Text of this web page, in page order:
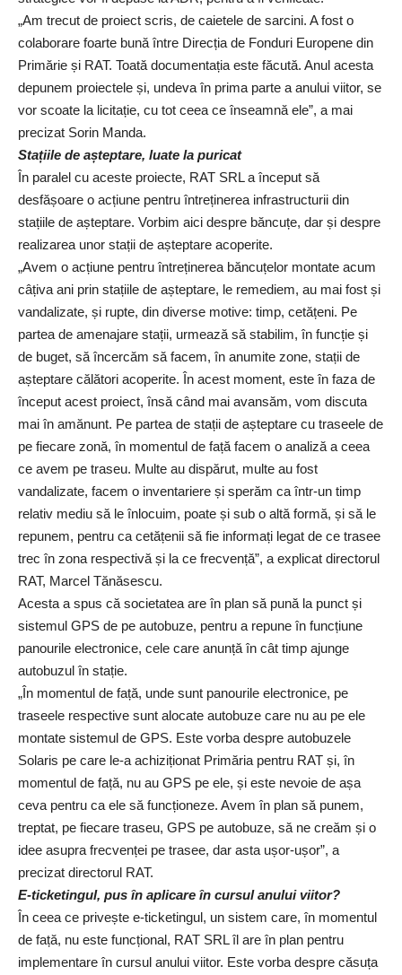
„Am trecut de proiect scris, de caietele de sarcini. A fost o
colaborare foarte bună între Direcția de Fonduri Europene din
Primărie și RAT. Toată documentația este făcută. Anul acesta
depunem proiectele și, undeva în prima parte a anului viitor, se
vor scoate la licitație, cu tot ceea ce înseamnă ele”, a mai
precizat Sorin Manda.
Stațiile de așteptare, luate la puricat
În paralel cu aceste proiecte, RAT SRL a început să
desfășoare o acțiune pentru întreținerea infrastructurii din
stațiile de așteptare. Vorbim aici despre băncuțe, dar și despre
realizarea unor stații de așteptare acoperite.
„Avem o acțiune pentru întreținerea băncuțelor montate acum
câțiva ani prin stațiile de așteptare, le remediem, au mai fost și
vandalizate, și rupte, din diverse motive: timp, cetățeni. Pe
partea de amenajare stații, urmează să stabilim, în funcție și
de buget, să încercăm să facem, în anumite zone, stații de
așteptare călători acoperite. În acest moment, este în faza de
început acest proiect, însă când mai avansăm, vom discuta
mai în amănunt. Pe partea de stații de așteptare cu traseele de
pe fiecare zonă, în momentul de față facem o analiză a ceea
ce avem pe traseu. Multe au dispărut, multe au fost
vandalizate, facem o inventariere și sperăm ca într-un timp
relativ mediu să le înlocuim, poate și sub o altă formă, și să le
repunem, pentru ca cetățenii să fie informați legat de ce trasee
trec în zona respectivă și la ce frecvență”, a explicat directorul
RAT, Marcel Tănăsescu.
Acesta a spus că societatea are în plan să pună la punct și
sistemul GPS de pe autobuze, pentru a repune în funcțiune
panourile electronice, cele care anunță în cât timp ajunge
autobuzul în stație.
„În momentul de față, unde sunt panourile electronice, pe
traseele respective sunt alocate autobuze care nu au pe ele
montate sistemul de GPS. Este vorba despre autobuzele
Solaris pe care le-a achiziționat Primăria pentru RAT și, în
momentul de față, nu au GPS pe ele, și este nevoie de așa
ceva pentru ca ele să funcționeze. Avem în plan să punem,
treptat, pe fiecare traseu, GPS pe autobuze, să ne creăm și o
idee asupra frecvenței pe trasee, dar asta ușor-ușor”, a
precizat directorul RAT.
E-ticketingul, pus în aplicare în cursul anului viitor?
În ceea ce privește e-ticketingul, un sistem care, în momentul
de față, nu este funcțional, RAT SRL îl are în plan pentru
implementare în cursul anului viitor. Este vorba despre căsuța